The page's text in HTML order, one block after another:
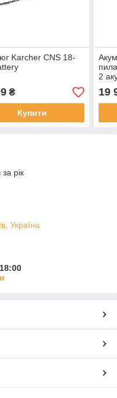
Karcher CNS 18-
₴
Купити
2
19
рік
Україна